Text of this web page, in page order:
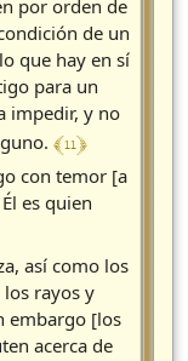
por orden de
de un
que hay en sí
para un
impedir, y no
﴾ 11 ﴿
con temor [a
es quien
así como los
rayos y
embargo [los
acerca de